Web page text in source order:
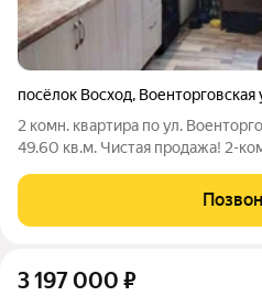
посёлок Восход, Военторговская
2 комн. квартира по ул.
49.60 кв.м. Чистая продажа! 2-
собственник, полная стоимость в
обременений. Готовность к
3 197 000 ₽